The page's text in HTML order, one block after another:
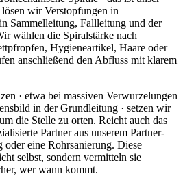
wir Verstopfungen in
Sammelleitung, Fallleitung und der
wählen die Spiralstärke nach
Hygieneartikel, Haare oder
anschließend den Abfluss mit klarem
· etwa bei massiven Verwurzelungen
in der Grundleitung · setzen wir
die Stelle zu orten. Reicht auch das
Partner aus unserem Partner-
eine Rohrsanierung. Diese
selbst, sondern vermitteln sie
wer wann kommt.